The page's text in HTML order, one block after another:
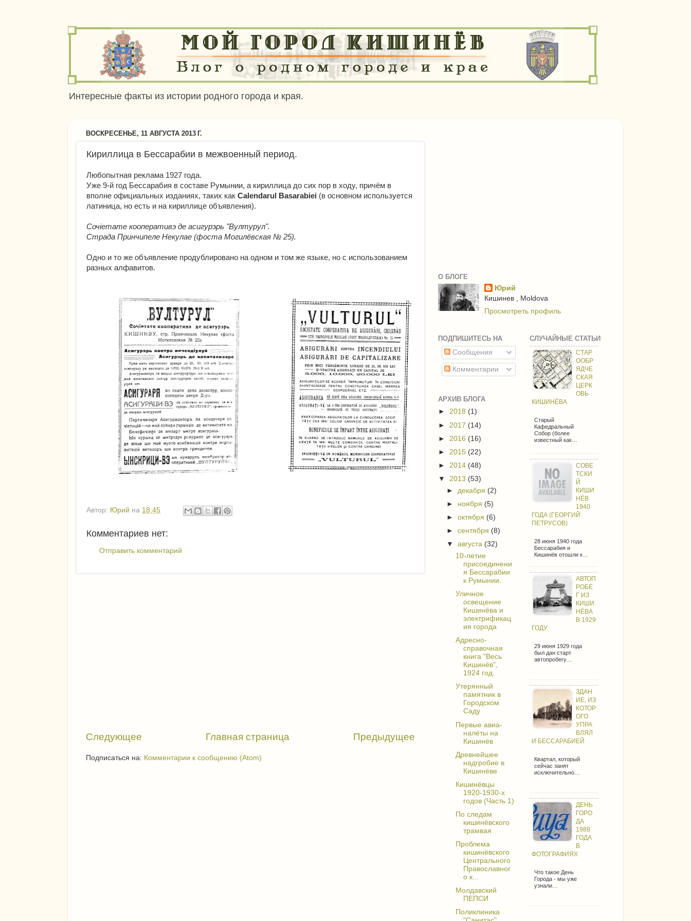
Интересные факты из истории родного города и края.
ВОСКРЕСЕНЬЕ, 11 АВГУСТА 2013 Г.
Кириллица в Бессарабии в межвоенный период.
Любопытная реклама 1927 года.
Уже 9-й год Бессарабия в составе Румынии, а кириллица до сих пор в ходу, причём в
вполне официальных изданиях, таких как Calendarul Basarabiei (в основном используется
латиница, но есть и на кириллице объявления).
Сочiетате кооперативэ де асигурэрь "Вултурул".
Страда Принчипеле Некулае (фоста Могилёвская № 25).
Одно и то же объявление продублировано на одном и том же языке, но с использованием
разных алфавитов.
Автор: Юрий на 18:45
Комментариев нет:
Отправить комментарий
Следующее Предыдущее
Главная страница
Подписаться на: Комментарии к сообщению (Atom)
О БЛОГЕ
Юрий
Кишинев , Moldova
Просмотреть профиль
ПОДПИШИТЕСЬ НА
Сообщения
Комментарии
АРХИВ БЛОГА
► 2018 (1)
► 2017 (14)
► 2016 (16)
► 2015 (22)
► 2014 (48)
▼ 2013 (53)
► декабря (2)
► ноября (5)
►октября (6)
►сентября (8)
▼августа (32)
10-летие
присоединени
я Бессарабии
к Румынии.
Уличное
освещение
Кишинёва и
электрификац
ия города
Адресно-
справочная
книга "Весь
Кишинёв",
1924 год.
Утерянный
памятник в
Городском
Саду
Первые авиа-
налёты на
Кишинёв
Древнейшее
надгробие в
Кишинёве
Кишинёвцы
1920-1930-х
годов (Часть 1)
По следам
кишинёвского
трамвая
Проблема
кишинёвского
Центрального
Православног
о к...
Молдавский
ПЕПСИ
Поликлиника
СЛУЧАЙНЫЕ СТАТЬИ
СТАР
ООБР
ЯДЧЕ
СКАЯ
ЦЕРК
ОВЬ
КИШИНЁВА
Старый
Кафедральный
Собор (более
известный как…
СОВЕ
ТСКИ
Й
КИШИ
НЁВ
1940
ГОДА (ГЕОРГИЙ
ПЕТРУСОВ)
28 июня 1940 года
Бессарабия и
Кишинёв отошли к…
АВТОП
РОБЕ
Г ИЗ
КИШИ
НЁВА
В 1929
ГОДУ
29 июня 1929 года
был дан старт
автопробегу…
ЗДАН
ИЕ, ИЗ
КОТОР
ОГО
УПРА
ВЛЯЛ
И БЕССАРАБИЕЙ
Квартал, который
сейчас занят
исключительно…
ДЕНЬ
ГОРО
ДА
1988
ГОДА
В
ФОТОГРАФИЯХ
Что такое День
Города - мы уже
узнали…